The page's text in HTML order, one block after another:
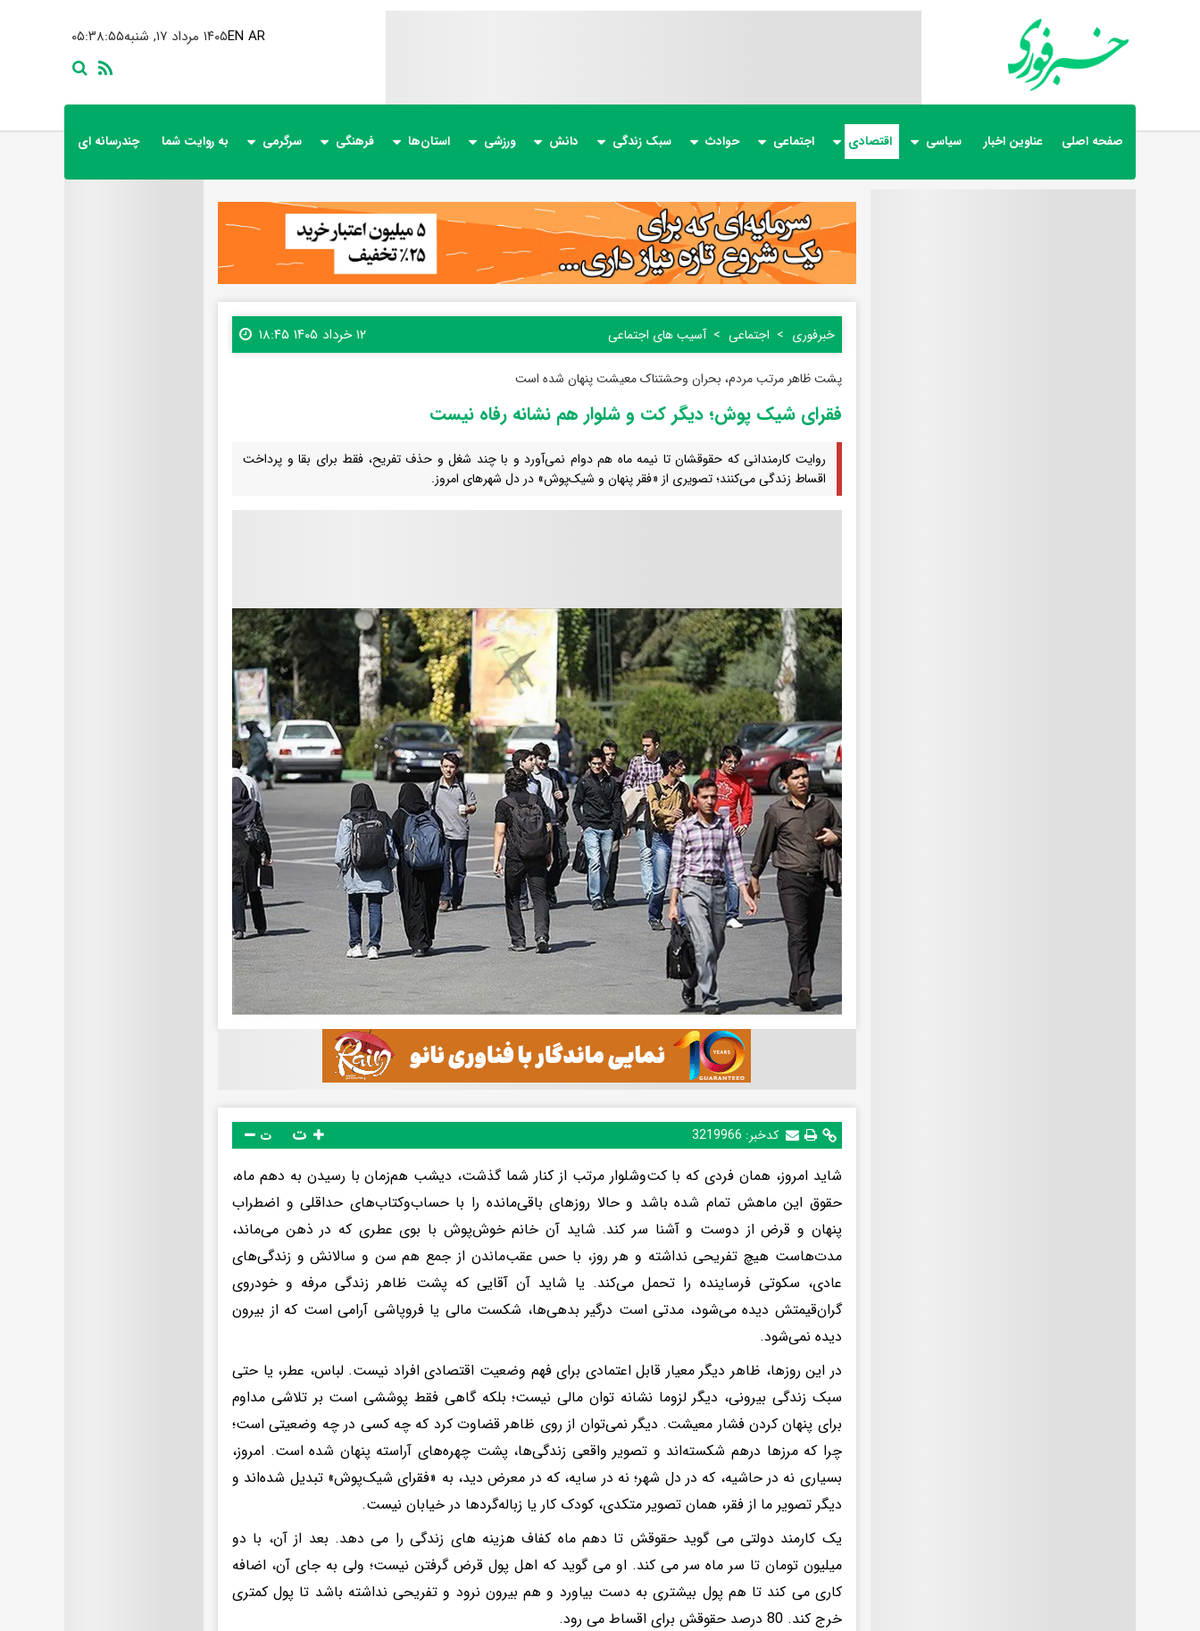
۰۵:۳۸:۵۶ ۱۴۰۵ مرداد ۱۷, شنبهEN AR
صفحه اصلی عناوین اخبار سیاسی اقتصادی اجتماعی حوادث سبک زندگی دانش ورزشی استان‌ها فرهنگی سرگرمی به روایت شما چندرسانه ای
خبرفوری اجتماعی آسیب های اجتماعی ۱۲ خرداد ۱۴۰۵ ۱۸:۴۵
پشت ظاهر مرتب مردم، بحران وحشتناک معیشت پنهان شده است
فقرای شیک پوش؛ دیگر کت و شلوار هم نشانه رفاه نیست
روایت کارمندانی که حقوقشان تا نیمه ماه هم دوام نمی‌آورد و با چند شغل و حذف تفریح، فقط برای بقا و پرداخت
اقساط زندگی می‌کنند؛ تصویری از «فقر پنهان و شیک‌پوش» در دل شهرهای امروز.
کدخبر: 3219966 ت
شاید امروز، همان فردی که با کت‌وشلوار مرتب از کنار شما گذشت، دیشب هم‌زمان با رسیدن به دهم ماه،
حقوق این ماهش تمام شده باشد و حالا روزهای باقی‌مانده را با حساب‌وکتاب‌های حداقلی و اضطراب
پنهان و قرض از دوست و آشنا سر کند. شاید آن خانم خوش‌پوش با بوی عطری که در ذهن می‌ماند،
مدت‌هاست هیچ تفریحی نداشته و هر روز، با حس عقب‌ماندن از جمع هم سن و سالانش و زندگی‌های
عادی، سکوتی فرساینده را تحمل می‌کند. یا شاید آن آقایی که پشت ظاهر زندگی مرفه و خودروی
گران‌قیمتش دیده می‌شود، مدتی است درگیر بدهی‌ها، شکست مالی یا فروپاشی آرامی است که از بیرون
دیده نمی‌شود.
در این روزها، ظاهر دیگر معیار قابل اعتمادی برای فهم وضعیت اقتصادی افراد نیست. لباس، عطر، یا حتی
سبک زندگی بیرونی، دیگر لزوما نشانه توان مالی نیست؛ بلکه گاهی فقط پوششی است بر تلاشی مداوم
برای پنهان کردن فشار معیشت. دیگر نمی‌توان از روی ظاهر قضاوت کرد که چه کسی در چه وضعیتی است؛
چرا که مرزها درهم شکسته‌اند و تصویر واقعی زندگی‌ها، پشت چهره‌های آراسته پنهان شده است. امروز،
بسیاری نه در حاشیه، که در دل شهر؛ نه در سایه، که در معرض دید، به «فقرای شیک‌پوش» تبدیل شده‌اند و
دیگر تصویر ما از فقر، همان تصویر متکدی، کودک کار یا زباله‌گردها در خیابان نیست.
یک کارمند دولتی می گوید حقوقش تا دهم ماه کفاف هزینه های زندگی را می دهد. بعد از آن، با دو
میلیون تومان تا سر ماه سر می کند. او می گوید که اهل پول قرض گرفتن نیست؛ ولی به جای آن، اضافه
کاری می کند تا هم پول بیشتری به دست بیاورد و هم بیرون نرود و تفریحی نداشته باشد تا پول کمتری
خرج کند. 80 درصد حقوقش برای اقساط می رود.